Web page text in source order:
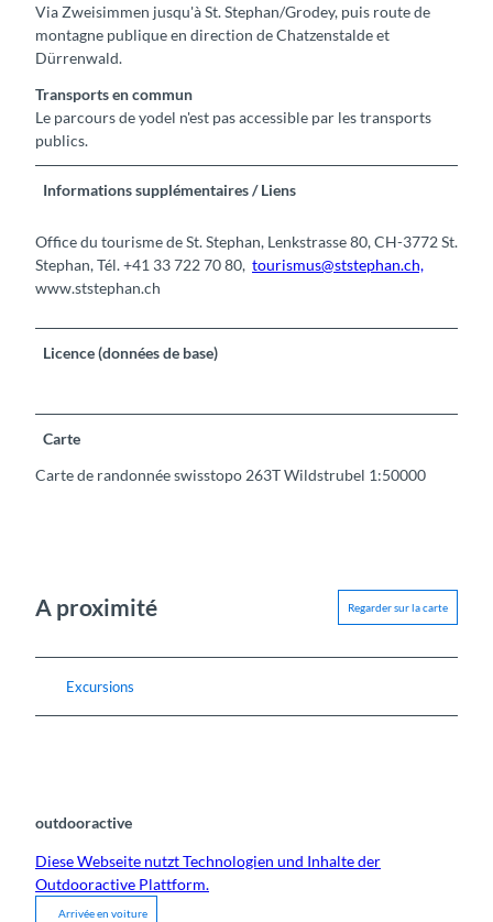
Via Zweisimmen jusqu'à St. Stephan/Grodey, puis route de
montagne publique en direction de Chatzenstalde et
Dürrenwald.
Transports en commun
Le parcours de yodel n'est pas accessible par les transports
publics.
Informations supplémentaires / Liens
Office du tourisme de St. Stephan, Lenkstrasse 80, CH-3772 St.
Stephan, Tél. +41 33 722 70 80, tourismus@ststephan.ch,
www.ststephan.ch
Licence (données de base)
Carte
Carte de randonnée swisstopo 263T Wildstrubel 1:50000
A proximité Regarder sur la carte
Excursions
outdooractive
Diese Webseite nutzt Technologien und Inhalte der
Outdooractive Plattform.
Arrivée en voiture